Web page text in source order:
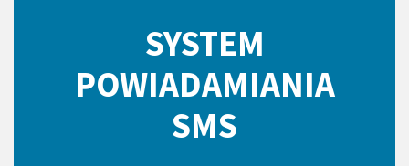
SYSTEM
POWIADAMIANIA
SMS